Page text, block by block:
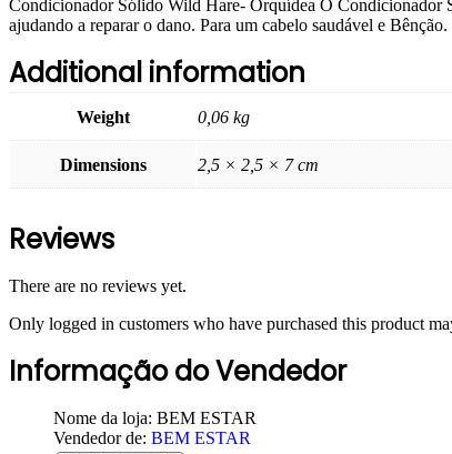
Condicionador Sólido Wild Hare- Orquídea O Condicionador
ajudando a reparar o dano. Para um cabelo saudável e Bênção.
Additional information
Weight 0,06 kg
Dimensions 2,5 × 2,5 × 7 cm
Reviews
There are no reviews yet.
Only logged in customers who have purchased this product
Informação do Vendedor
Nome da loja: BEM ESTAR
Vendedor de: BEM ESTAR